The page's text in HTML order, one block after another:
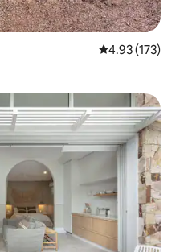
5 पैकी 4.93
4.93 (173)